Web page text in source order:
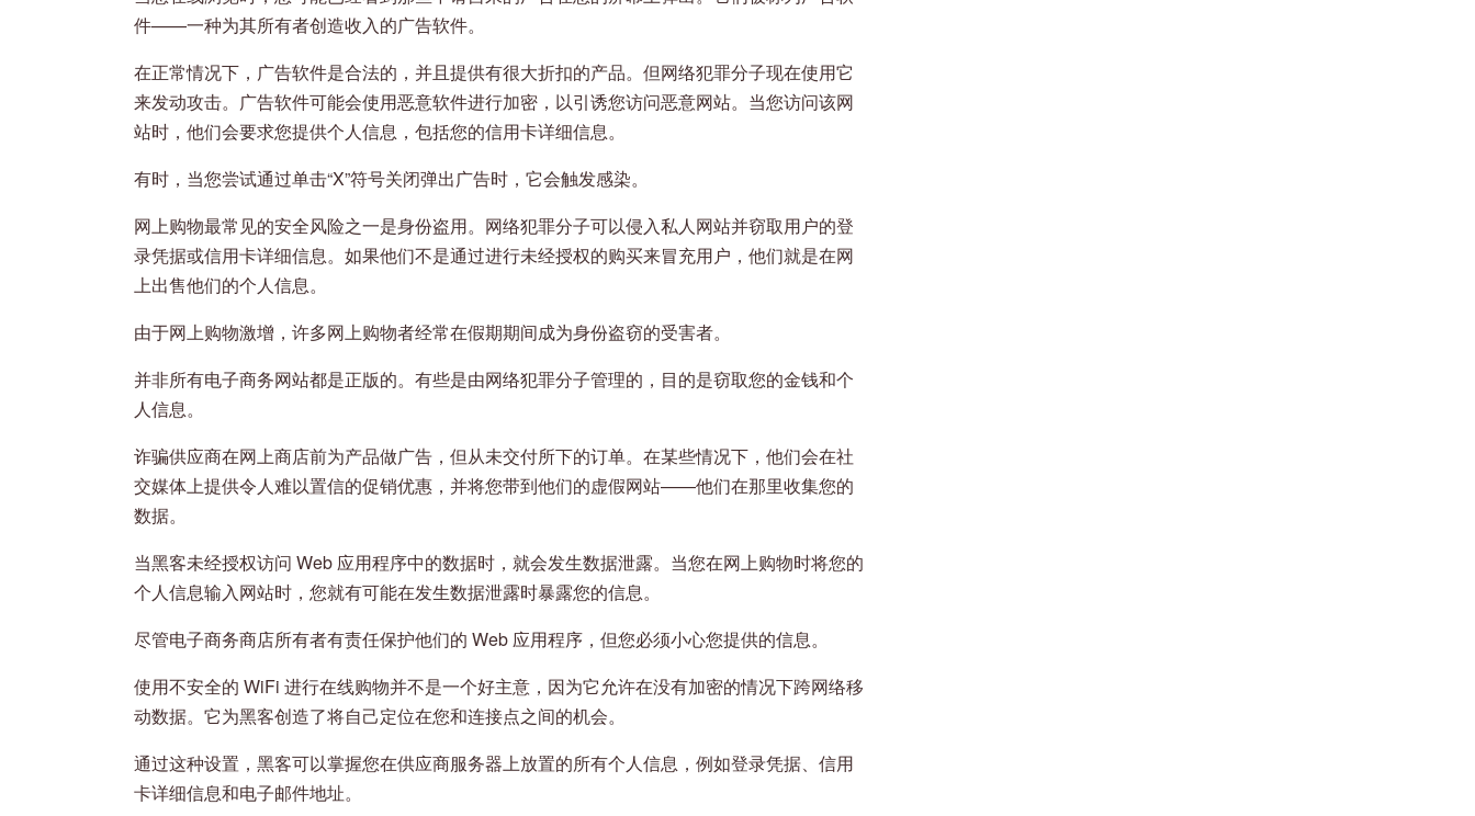
件——一种为其所有者创造收入的广告软件。
在正常情况下，广告软件是合法的，并且提供有很大折扣的产品。但网络犯罪分子现在使用它
来发动攻击。广告软件可能会使用恶意软件进行加密，以引诱您访问恶意网站。当您访问该网
站时，他们会要求您提供个人信息，包括您的信用卡详细信息。
有时，当您尝试通过单击“X”符号关闭弹出广告时，它会触发感染。
网上购物最常见的安全风险之一是身份盗用。网络犯罪分子可以侵入私人网站并窃取用户的登
录凭据或信用卡详细信息。如果他们不是通过进行未经授权的购买来冒充用户，他们就是在网
上出售他们的个人信息。
由于网上购物激增，许多网上购物者经常在假期期间成为身份盗窃的受害者。
并非所有电子商务网站都是正版的。有些是由网络犯罪分子管理的，目的是窃取您的金钱和个
人信息。
诈骗供应商在网上商店前为产品做广告，但从未交付所下的订单。在某些情况下，他们会在社
交媒体上提供令人难以置信的促销优惠，并将您带到他们的虚假网站——他们在那里收集您的
数据。
当黑客未经授权访问 Web 应用程序中的数据时，就会发生数据泄露。当您在网上购物时将您的
个人信息输入网站时，您就有可能在发生数据泄露时暴露您的信息。
尽管电子商务商店所有者有责任保护他们的 Web 应用程序，但您必须小心您提供的信息。
使用不安全的 WiFi 进行在线购物并不是一个好主意，因为它允许在没有加密的情况下跨网络移
动数据。它为黑客创造了将自己定位在您和连接点之间的机会。
通过这种设置，黑客可以掌握您在供应商服务器上放置的所有个人信息，例如登录凭据、信用
卡详细信息和电子邮件地址。